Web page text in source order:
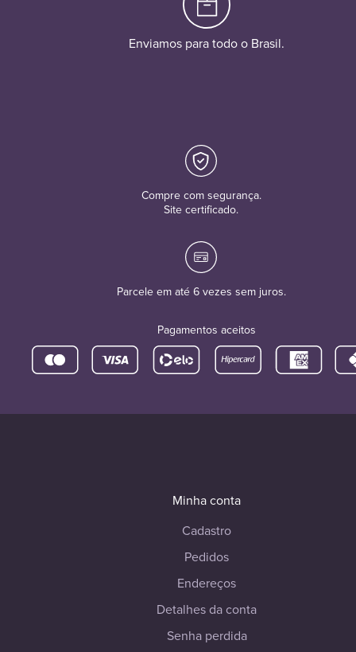
Enviamos para todo o Brasil.
Compre com segurança.
Site certificado.
Parcele em até 6 vezes sem juros.
Pagamentos aceitos
Minha conta
Cadastro
Pedidos
Endereços
Detalhes da conta
Senha perdida